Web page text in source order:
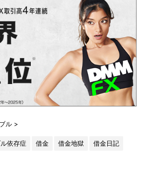
ル >
依存症 借金 借金地獄 借金日記